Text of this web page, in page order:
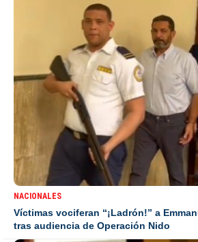
NACIONALES
Víctimas vociferan “¡Ladrón!” a
tras audiencia de Operación Nido